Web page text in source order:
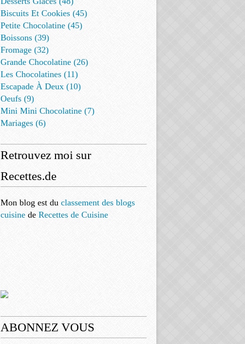
Biscuits Et Cookies (45)
Petite Chocolatine (45)
Boissons (39)
Fromage (32)
Grande Chocolatine (26)
Les Chocolatines (11)
Escapade À Deux (10)
Oeufs (9)
Mini Mini Chocolatine (7)
Mariages (6)
Retrouvez moi sur
Recettes.de
Mon blog est du classement des blogs
cuisine de Recettes de Cuisine
ABONNEZ VOUS